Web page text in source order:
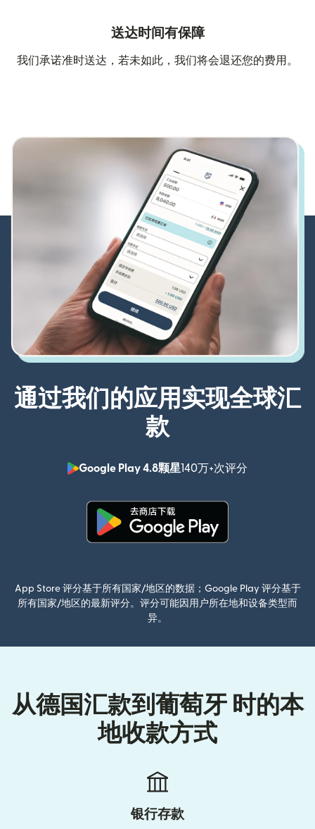
送达时间有保障
我们承诺准时送达，若未如此，我们将会退还您的费用。
通过我们的应用实现全球汇
款
Google Play 4.8颗星140万+次评分
App Store 评分基于所有国家/地区的数据；Google Play 评分基于
所有国家/地区的最新评分。评分可能因用户所在地和设备类型而
异。
从德国汇款到葡萄牙 时的本
地收款方式
银行存款